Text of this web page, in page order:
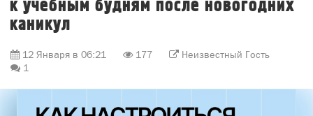
к учебным будням после новогодних
каникул
12 Января в 06:21 177
Неизвестный Гость
1